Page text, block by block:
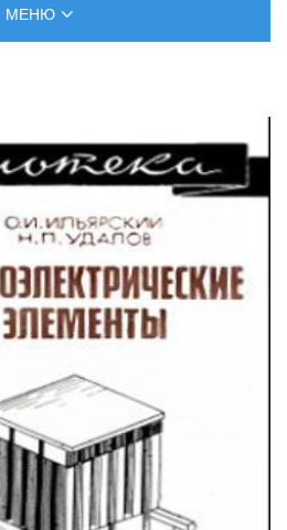
МЕНЮ
КОНДИЦИОНЕРОВ
СЕРВЕРНОЙ